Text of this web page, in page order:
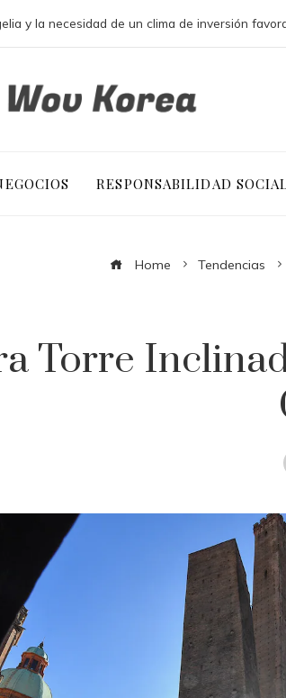
RESPONSABILIDAD
Home Tendencias
Torre